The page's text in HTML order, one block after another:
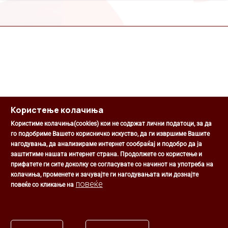
Општина Центар
Михаил Цоков бр. 1, Скопје
Скопје, РС Македонија
+389 2 3203 693
+389 2 3203 600
Користење колачиња
Користиме колачиња(cookies) кои не содржат лични податоци, за да
го подобриме Вашето корисничко искуство, да ги извршиме Вашите
нагодувања, да анализираме интернет сообраќај и подобро да ја
заштитиме нашата интернет страна. Продолжете со користење и
прифатете ги сите доколку се согласувате со начинот на употреба на
колачиња, променете и зачувајте ги нагодувањата или дознајте
повеќе со кликање на повеќе